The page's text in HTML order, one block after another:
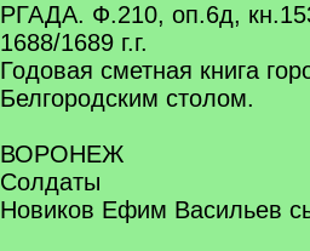
РГАДА. Ф.210, оп.6д,
1688/1689 г.г.
Годовая сметная книга
Белгородским столом.
ВОРОНЕЖ
Солдаты
Новиков Ефим Васильев